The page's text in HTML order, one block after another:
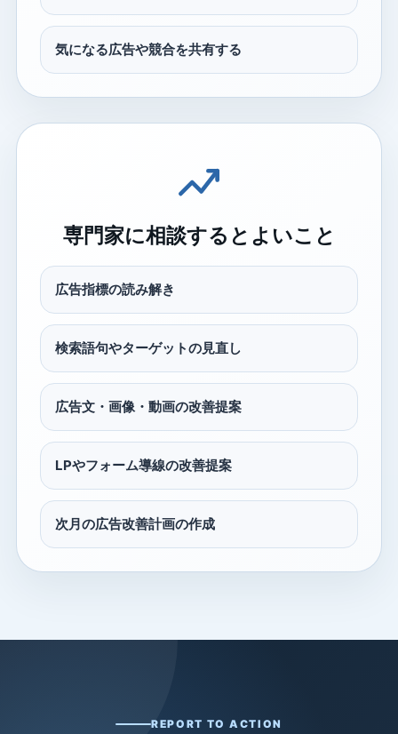
気になる広告や競合を共有する
専門家に相談するとよいこと
広告指標の読み解き
検索語句やターゲットの見直し
広告文・画像・動画の改善提案
LPやフォーム導線の改善提案
次月の広告改善計画の作成
REPORT TO ACTION